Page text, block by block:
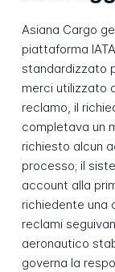
Asiana Cargo
piattaforma
standardizzato
merci utilizzato
reclamo, il
completava un
richiesto alcun
processo; il
account alla
richiedente una
reclami
aeronautico
governa la